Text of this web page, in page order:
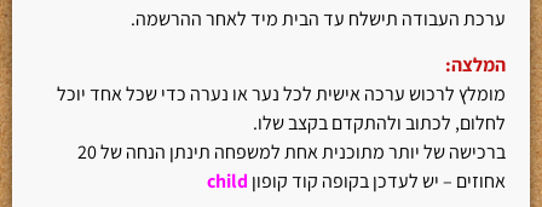
ערכת העבודה תישלח עד הבית מיד לאחר ההרשמה.
המלצה:
מומלץ לרכוש ערכה אישית לכל נער או נערה כדי שכל אחד יוכל
לחלום, לכתוב ולהתקדם בקצב שלו.
ברכישה של יותר מתוכנית אחת למשפחה תינתן הנחה של 20
אחוזים – יש לעדכן בקופה קוד קופון child